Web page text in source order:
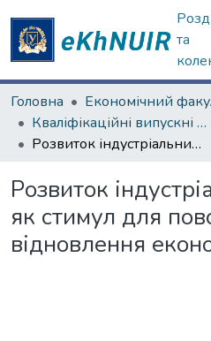
та
Головна
Економічний
Кваліфікаційні випускні роботи бакалаврів. Економічний факультет
Розвиток індустріальних парків як стимул для повоєнного відновлення економіки
Розвиток
як стимул для
відновлення